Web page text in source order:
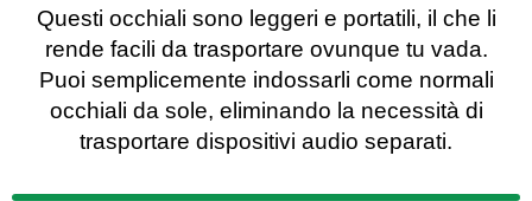
Questi occhiali sono leggeri e portatili, il che li
rende facili da trasportare ovunque tu vada.
Puoi semplicemente indossarli come normali
occhiali da sole, eliminando la necessità di
trasportare dispositivi audio separati.